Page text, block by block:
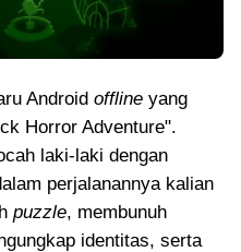
Android offline yang
Horror Adventure".
laki-laki dengan
perjalanannya kalian
puzzle, membunuh
identitas, serta